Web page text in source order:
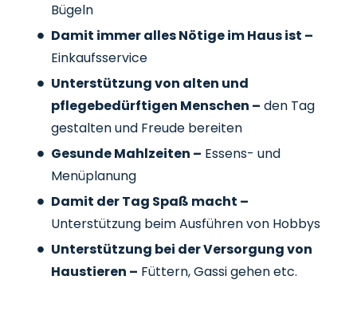
Bügeln
Damit immer alles Nötige im Haus ist –
Einkaufsservice
Unterstützung von alten und
pflegebedürftigen Menschen – den Tag
gestalten und Freude bereiten
Gesunde Mahlzeiten – Essens- und
Menüplanung
Damit der Tag Spaß macht –
Unterstützung beim Ausführen von Hobbys
Unterstützung bei der Versorgung von
Haustieren – Füttern, Gassi gehen etc.